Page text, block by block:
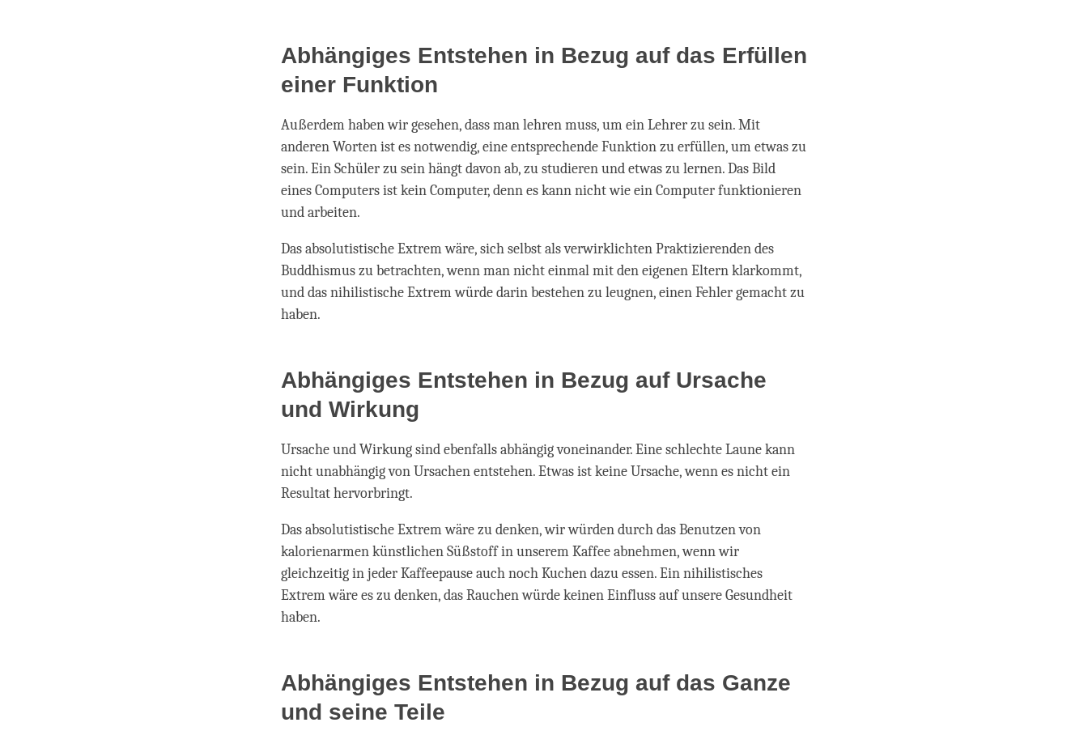
Abhängiges Entstehen in Bezug auf das Erfüllen
einer Funktion
Außerdem haben wir gesehen, dass man lehren muss, um ein Lehrer zu sein. Mit
anderen Worten ist es notwendig, eine entsprechende Funktion zu erfüllen, um etwas zu
sein. Ein Schüler zu sein hängt davon ab, zu studieren und etwas zu lernen. Das Bild
eines Computers ist kein Computer, denn es kann nicht wie ein Computer funktionieren
und arbeiten.
Das absolutistische Extrem wäre, sich selbst als verwirklichten Praktizierenden des
Buddhismus zu betrachten, wenn man nicht einmal mit den eigenen Eltern klarkommt,
und das nihilistische Extrem würde darin bestehen zu leugnen, einen Fehler gemacht zu
haben.
Abhängiges Entstehen in Bezug auf Ursache
und Wirkung
Ursache und Wirkung sind ebenfalls abhängig voneinander. Eine schlechte Laune kann
nicht unabhängig von Ursachen entstehen. Etwas ist keine Ursache, wenn es nicht ein
Resultat hervorbringt.
Das absolutistische Extrem wäre zu denken, wir würden durch das Benutzen von
kalorienarmen künstlichen Süßstoff in unserem Kaffee abnehmen, wenn wir
gleichzeitig in jeder Kaffeepause auch noch Kuchen dazu essen. Ein nihilistisches
Extrem wäre es zu denken, das Rauchen würde keinen Einfluss auf unsere Gesundheit
haben.
Abhängiges Entstehen in Bezug auf das Ganze
und seine Teile